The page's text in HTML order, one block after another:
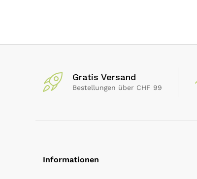
Gratis Versand
Bestellungen über CHF 99
Informationen